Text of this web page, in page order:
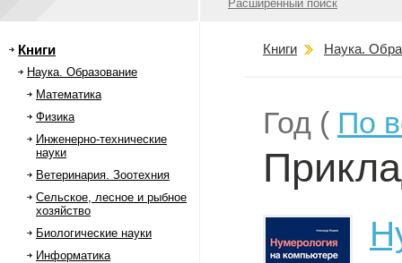
Расширенный поиск
Книги
Наука. Образование
Математика
Физика
Инженерно-технические
науки
Ветеринария. Зоотехния
Сельское, лесное и рыбное
хозяйство
Биологические науки
Информатика
Книги Наука.
Год ( По